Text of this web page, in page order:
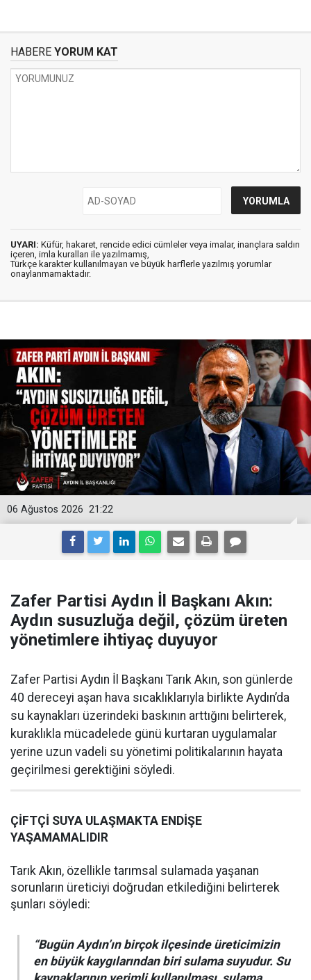
HABERE YORUM KAT
UYARI: Küfür, hakaret, rencide edici cümleler veya imalar, inançlara saldırı
içeren, imla kuralları ile yazılmamış,
Türkçe karakter kullanılmayan ve büyük harflerle yazılmış yorumlar
onaylanmamaktadır.
21:22
06 Ağustos 2026
Zafer Partisi Aydın İl Başkanı Akın:
Aydın susuzluğa değil, çözüm üreten
yönetimlere ihtiyaç duyuyor
Zafer Partisi Aydın İl Başkanı Tarık Akın, son günlerde
40 dereceyi aşan hava sıcaklıklarıyla birlikte Aydın’da
su kaynakları üzerindeki baskının arttığını belirterek,
kuraklıkla mücadelede günü kurtaran uygulamalar
yerine uzun vadeli su yönetimi politikalarının hayata
geçirilmesi gerektiğini söyledi.
ÇİFTÇİ SUYA ULAŞMAKTA ENDİŞE
YAŞAMAMALIDIR
Tarık Akın, özellikle tarımsal sulamada yaşanan
sorunların üreticiyi doğrudan etkilediğini belirterek
şunları söyledi:
“Bugün Aydın’ın birçok ilçesinde üreticimizin
en büyük kaygılarından biri sulama suyudur. Su